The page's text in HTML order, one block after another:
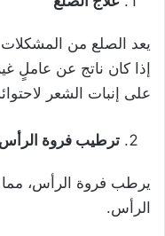
يعد الصلع من المشكلات
إذا كان ناتج عن عاملٍ
على إنبات الشعر
ترطيب فروة الرأس
يرطب فروة الرأس،
الرأس.